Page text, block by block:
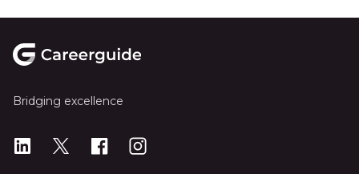
Bridging excellence
LinkedIn
X Instagram